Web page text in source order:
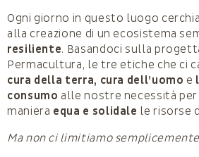
Ogni giorno in questo luogo
alla creazione di un ecosistema
resiliente. Basandoci sulla
Permacultura, le tre etiche che ci
cura della terra, cura dell’uomo e
consumo alle nostre necessità
maniera equa e solidale le risorse
Ma non ci limitiamo